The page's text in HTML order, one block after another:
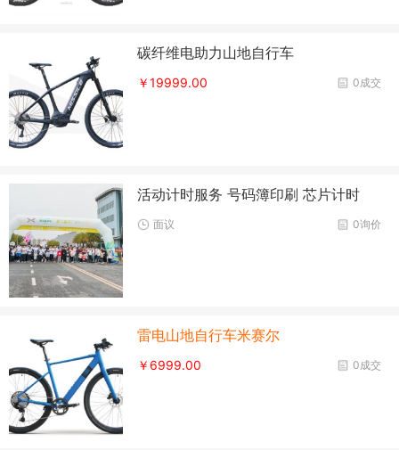
碳纤维电助力山地自行车
0成交
￥19999.00
活动计时服务 号码簿印刷 芯片计时
0询价
面议
雷电山地自行车米赛尔
0成交
￥6999.00